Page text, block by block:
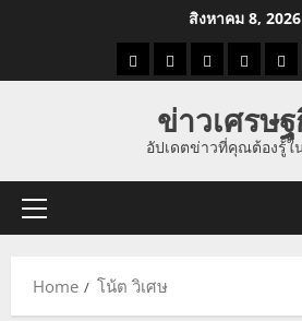
สิงหาคม 8, 2026
ราคาแนว
ราคา
ทอง
ข่าว
นี้
ข่าว
ดูด
ข่าวเศรษ
อัปเดตข่าวที่คุณต้องรู้ใ
Primary
Home โน้ต วิเศษ